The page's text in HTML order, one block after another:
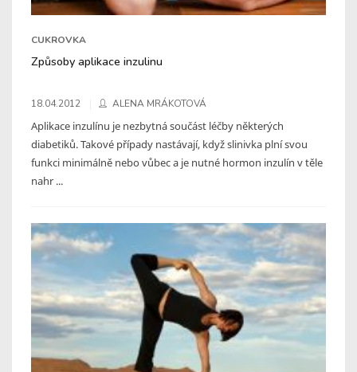
CUKROVKA
Způsoby aplikace inzulinu
18.04.2012 ALENA MRÁKOTOVÁ
Aplikace inzulínu je nezbytná součást léčby některých
diabetiků. Takové případy nastávají, když slinivka plní svou
funkci minimálně nebo vůbec a je nutné hormon inzulín v těle
nahr ...